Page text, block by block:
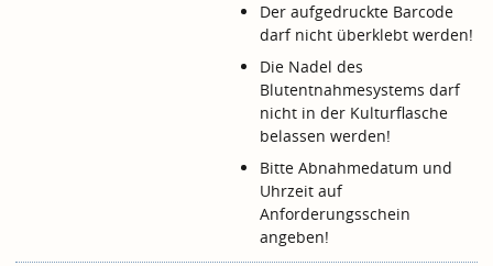
Der aufgedruckte Barcode
darf nicht überklebt werden!
Die Nadel des
Blutentnahmesystems darf
nicht in der Kulturflasche
belassen werden!
Bitte Abnahmedatum und
Uhrzeit auf
Anforderungsschein
angeben!